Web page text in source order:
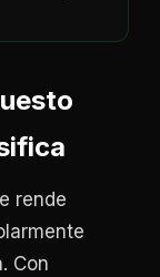
rende
Con